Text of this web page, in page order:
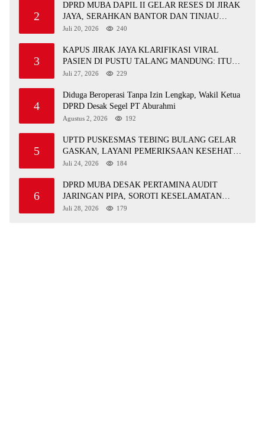
2
DPRD MUBA DAPIL II GELAR RESES DI JIRAK
JAYA, SERAHKAN BANTOR DAN TINJAU
JALAN RUSAK SERTA TPS 3R
Juli 20, 2026 240
3
KAPUS JIRAK JAYA KLARIFIKASI VIRAL
PASIEN DI PUSTU TALANG MANDUNG: ITU
MISKOMUNIKASI
Juli 27, 2026 229
4
Diduga Beroperasi Tanpa Izin Lengkap, Wakil Ketua
DPRD Desak Segel PT Aburahmi
Agustus 2, 2026 192
5
UPTD PUSKESMAS TEBING BULANG GELAR
GASKAN, LAYANI PEMERIKSAAN KESEHATAN
GRATIS UNTUK ASN DI SUNGAI KERUH
Juli 24, 2026 184
6
DPRD MUBA DESAK PERTAMINA AUDIT
JARINGAN PIPA, SOROTI KESELAMATAN
WARGA JIRAK
Juli 28, 2026 179